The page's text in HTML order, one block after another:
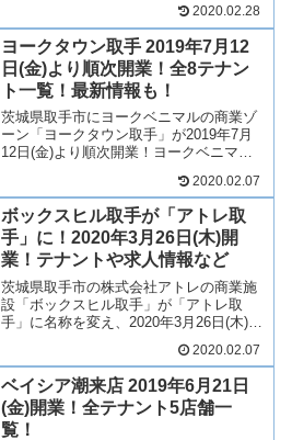
クベニマルやカインズを中心に11店舗出
店！そんな水戸市元吉田町のヨークタウ
ン水戸がどの...
2020.02.28
ヨークタウン取手 2019年7月12
日(金)より順次開業！全8テナン
ト一覧！最新情報も！
茨城県取手市にヨークベニマルの商業ゾ
ーン「ヨークタウン取手」が2019年7月
12日(金)より順次開業！ヨークベニマル
ラッグなど全8店舗が出店！場所は？アク
セスは？テナントは？ヨークタウン取手
がどのような商...
2020.02.07
ボックスヒル取手が「アトレ取
手」に！2020年3月26日(木)開
業！テナントや求人情報など
茨城県取手市の株式会社アトレの商業施
設「ボックスヒル取手」が「アトレ取
手」に名称を変え、2020年3月26日(木)に
手には引き続き、テナントが46店舗入居
します！そんな、アトレ取手についてど
のような商業施...
2020.02.07
ベイシア潮来店 2019年6月21日
(金)開業！全テナント5店舗一
覧！